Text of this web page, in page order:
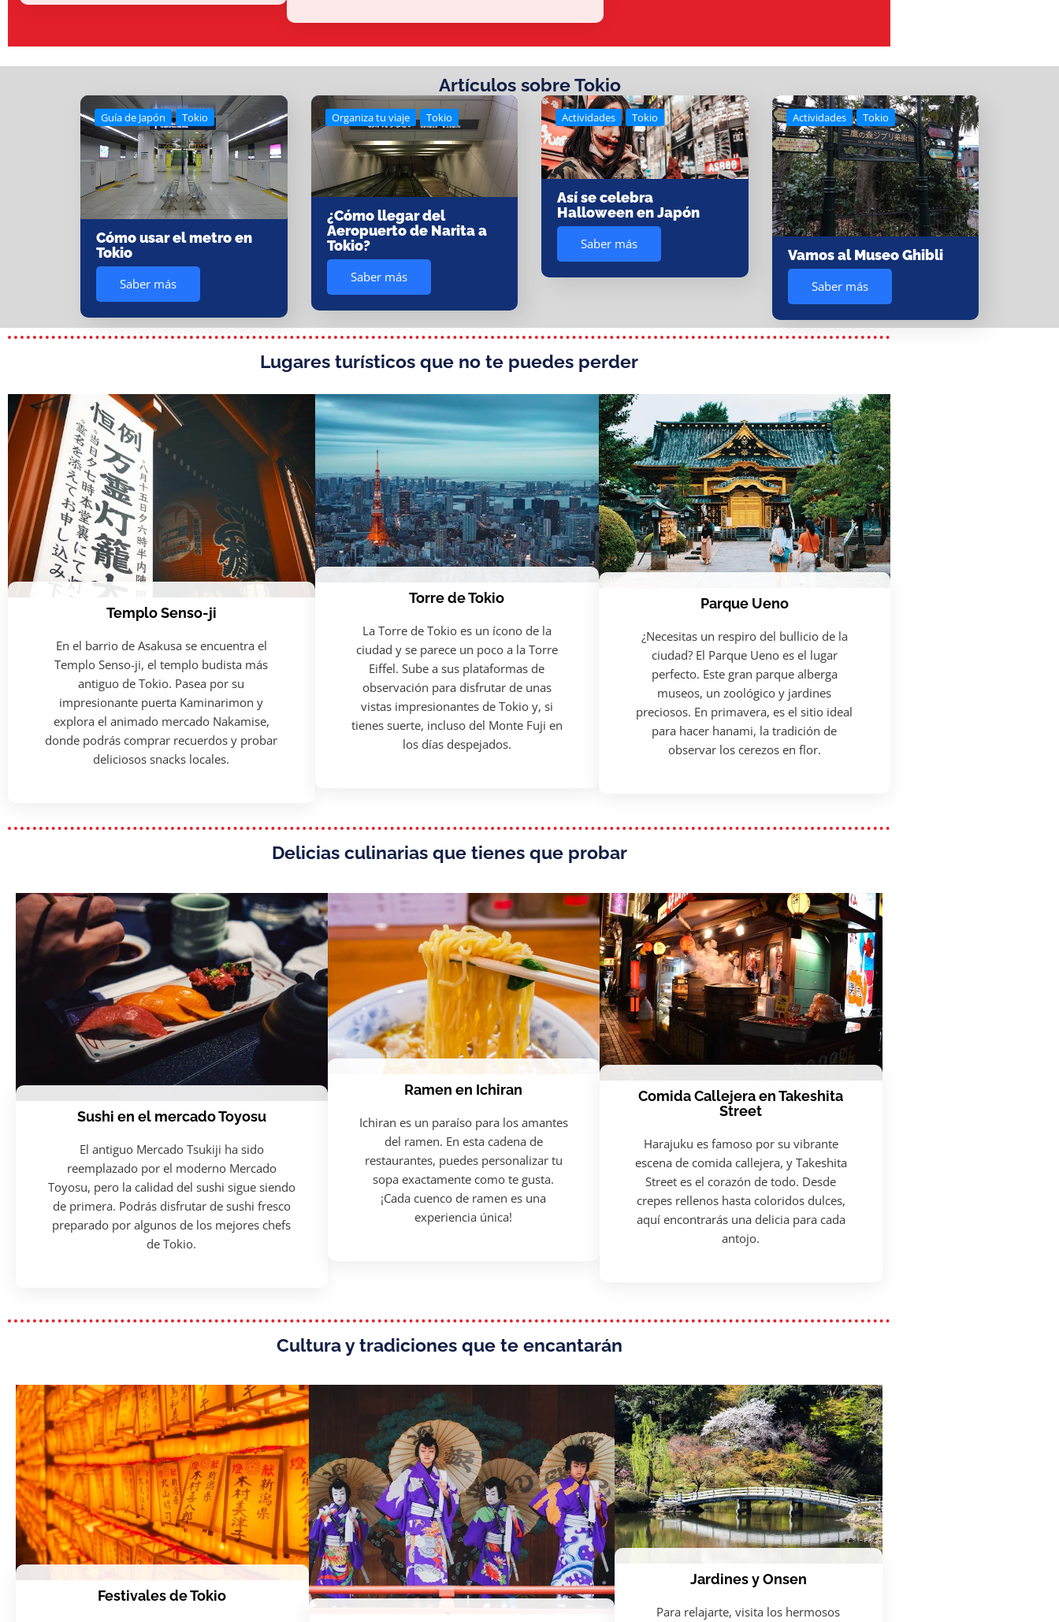
Artículos sobre Tokio
Guía de Japón Tokio
Cómo usar el metro en
Tokio
Saber más
Organiza tu viaje Tokio
¿Cómo llegar del
Aeropuerto de Narita a
Tokio?
Saber más
Actividades Tokio
Así se celebra
Halloween en Japón
Saber más
Actividades Tokio
Vamos al Museo Ghibli
Saber más
Lugares turísticos que no te puedes perder
Templo Senso-ji
En el barrio de Asakusa se encuentra el
Templo Senso-ji, el templo budista más
antiguo de Tokio. Pasea por su
impresionante puerta Kaminarimon y
explora el animado mercado Nakamise,
donde podrás comprar recuerdos y probar
deliciosos snacks locales.
Torre de Tokio
La Torre de Tokio es un ícono de la
ciudad y se parece un poco a la Torre
Eiffel. Sube a sus plataformas de
observación para disfrutar de unas
vistas impresionantes de Tokio y, si
tienes suerte, incluso del Monte Fuji en
los días despejados.
Parque Ueno
¿Necesitas un respiro del bullicio de la
ciudad? El Parque Ueno es el lugar
perfecto. Este gran parque alberga
museos, un zoológico y jardines
preciosos. En primavera, es el sitio ideal
para hacer hanami, la tradición de
observar los cerezos en flor.
Delicias culinarias que tienes que probar
Sushi en el mercado Toyosu
El antiguo Mercado Tsukiji ha sido
reemplazado por el moderno Mercado
Toyosu, pero la calidad del sushi sigue siendo
de primera. Podrás disfrutar de sushi fresco
preparado por algunos de los mejores chefs
de Tokio.
Ramen en Ichiran
Ichiran es un paraíso para los amantes
del ramen. En esta cadena de
restaurantes, puedes personalizar tu
sopa exactamente como te gusta.
¡Cada cuenco de ramen es una
experiencia única!
Comida Callejera en Takeshita
Street
Harajuku es famoso por su vibrante
escena de comida callejera, y Takeshita
Street es el corazón de todo. Desde
crepes rellenos hasta coloridos dulces,
aquí encontrarás una delicia para cada
antojo.
Cultura y tradiciones que te encantarán
Festivales de Tokio
Jardines y Onsen
Para relajarte, visita los hermosos